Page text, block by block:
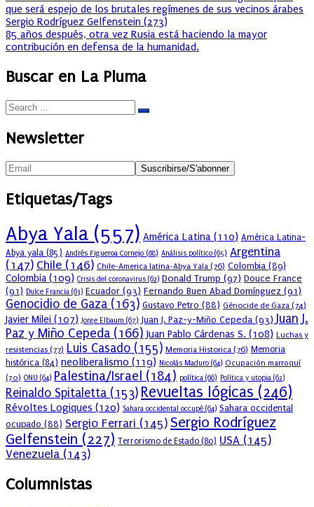
que será espejo de los brutales regímenes de sus vecinos árabes
Sergio Rodríguez Gelfenstein (273)
85 años después, otra vez Rusia está haciendo la mayor
contribución en defensa de la humanidad.
Buscar en La Pluma
Newsletter
Etiquetas/Tags
Abya Yala (557) América Latina (110) América Latina-
Abya yala (85) Andrés Figueroa Cornejo (68) Análisis político (65) Argentina
(147) Chile (146) Chile-America latina-Abya Yala (76) Colombia (89)
Colombia(109) Crisis del coronavirus (62) Donald Trump (97) Douce France
(91) Dulce Francia (63) Ecuador (93) Fernando Buen Abad Domínguez (91)
Genocidio de Gaza (163) Gustavo Petro (88) Génocide de Gaza (74)
Javier Milei (107) Jorge Elbaum (67) Juan J. Paz-y-Miño Cepeda (93) Juan J.
Paz y Miño Cepeda (166) Juan Pablo Cárdenas S. (108) Luchas y
resistencias (77) Luis Casado (155) Memoria Historica (76) Memoria
histórica (84) neoliberalismo (119) Nicolás Maduro (64) Ocupación marroquí
(70) ONU (64) Palestina/Israel (184) política (66) Política y utopia (62)
Reinaldo Spitaletta (153) Revueltas lógicas (246)
Révoltes Logiques (120) Sahara occidental occupé (64) Sahara occidental
ocupado (88) Sergio Ferrari (145) Sergio Rodríguez
Gelfenstein (227) Terrorismo de Estado (80) USA (145)
Venezuela (143)
Columnistas